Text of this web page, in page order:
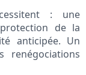
: une
de la
anticipée. Un